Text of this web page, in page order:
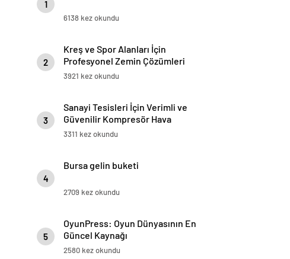
1
6138 kez okundu
2
Kreş ve Spor Alanları İçin
Profesyonel Zemin Çözümleri
3921 kez okundu
3
Sanayi Tesisleri İçin Verimli ve
Güvenilir Kompresör Hava
Kurutucu Sistemleri
3311 kez okundu
4
Bursa gelin buketi
2709 kez okundu
5
OyunPress: Oyun Dünyasının En
Güncel Kaynağı
2580 kez okundu